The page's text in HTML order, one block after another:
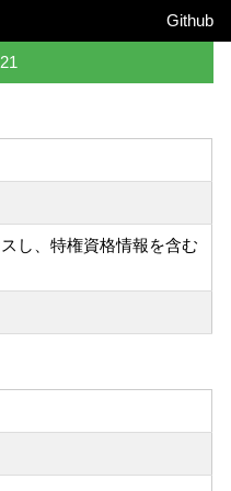
Github
し、特権資格情報を含む